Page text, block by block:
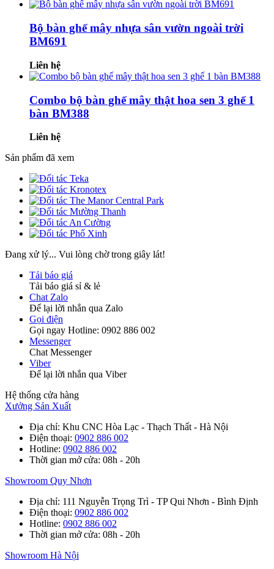
Bộ bàn ghế mây nhựa sân vườn ngoài trời
BM691
Liên hệ
Combo bộ bàn ghế mây thật hoa sen 3 ghế 1
bàn BM388
Liên hệ
Sản phẩm đã xem
Đang xử lý... Vui lòng chờ trong giây lát!
Tải báo giá
Tải báo giá sỉ & lẻ
Chat Zalo
Để lại lời nhắn qua Zalo
Gọi điện
Gọi ngay Hotline: 0902 886 002
Messenger
Chat Messenger
Viber
Để lại lời nhắn qua Viber
Hệ thống cửa hàng
Xưởng Sản Xuất
Địa chỉ: Khu CNC Hòa Lạc - Thạch Thất - Hà Nội
Điện thoại: 0902 886 002
Hotline: 0902 886 002
Thời gian mở cửa: 08h - 20h
Showroom Quy Nhơn
Địa chỉ: 111 Nguyễn Trọng Trì - TP Qui Nhơn - Bình Định
Điện thoại: 0902 886 002
Hotline: 0902 886 002
Thời gian mở cửa: 08h - 20h
Showroom Hà Nội